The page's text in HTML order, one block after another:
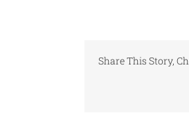
Share This Story,